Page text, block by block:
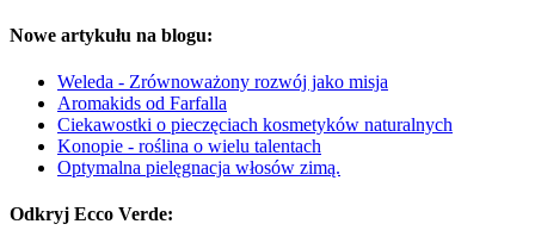
Nowe artykułu na blogu:
Weleda - Zrównoważony rozwój jako misja
Aromakids od Farfalla
Ciekawostki o pieczęciach kosmetyków naturalnych
Konopie - roślina o wielu talentach
Optymalna pielęgnacja włosów zimą.
Odkryj Ecco Verde: